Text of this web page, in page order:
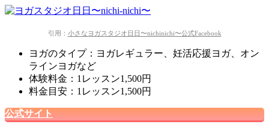
引用： 小さなヨガスタジオ日日〜nichinichi〜公式Facebook
ヨガのタイプ：ヨガレギュラー、妊活応援ヨガ、オン
ラインヨガなど
体験料金：1レッスン1,500円
料金目安：1レッスン1,500円
公式サイト